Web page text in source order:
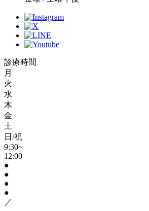
診療時間
月
火
水
木
金
土
日/祝
9:30~
12:00
●
●
●
●
／